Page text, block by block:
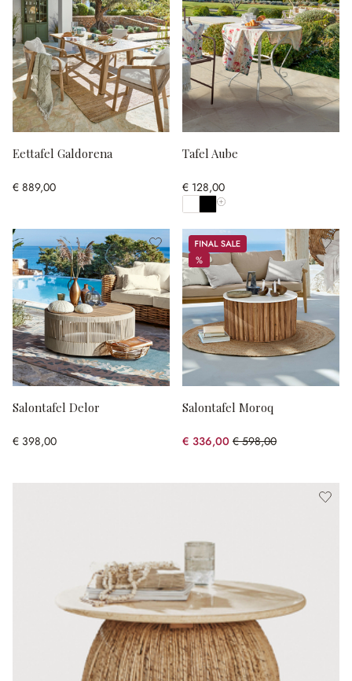
Eettafel Galdorena
€ 889,00
Tafel Aube
€ 128,00
Toon alle kleuren
Salontafel Delor
€ 398,00
Sale
%
%
Salontafel Moroq
€ 336,00 € 598,00
(43.81% gespart)